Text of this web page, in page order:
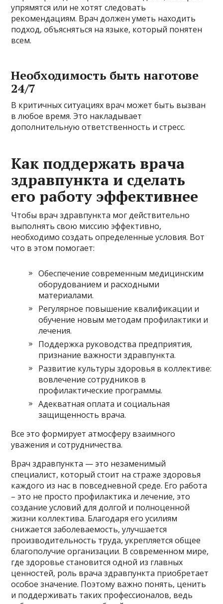
упрямятся или не хотят следовать
рекомендациям. Врач должен уметь находить
подход, объясняться на языке, который понятен
всем.
Необходимость быть наготове
24/7
В критичных ситуациях врач может быть вызван
в любое время. Это накладывает
дополнительную ответственность и стресс.
Как поддержать врача
здравпункта и сделать
его работу эффективнее
Чтобы врач здравпункта мог действительно
выполнять свою миссию эффективно,
необходимо создать определенные условия. Вот
что в этом помогает:
Обеспечение современным медицинским
оборудованием и расходными
материалами.
Регулярное повышение квалификации и
обучение новым методам профилактики и
лечения.
Поддержка руководства предприятия,
признание важности здравпункта.
Развитие культуры здоровья в коллективе:
вовлечение сотрудников в
профилактические программы.
Адекватная оплата и социальная
защищенность врача.
Все это формирует атмосферу взаимного
уважения и сотрудничества.
Врач здравпункта — это незаменимый
специалист, который стоит на страже здоровья
каждого из нас в повседневной среде. Его работа
– это не просто профилактика и лечение, это
создание условий для долгой и полноценной
жизни коллектива. Благодаря его усилиям
снижается заболеваемость, улучшается
производительность труда, укрепляется общее
благополучие организации. В современном мире,
где здоровье становится одной из главных
ценностей, роль врача здравпункта приобретает
особое значение. Поэтому важно понять, ценить
и поддерживать таких профессионалов, ведь